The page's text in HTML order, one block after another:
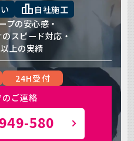
leaderboard 自社施工
プの安心感・
スピード対応・
上の実績
24H受付
ご連絡
580